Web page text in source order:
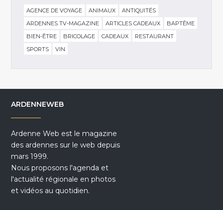
AGENCE DE VOYAGE ANIMAUX
ANTIQUITÉS
ARDENNES TV-MAGAZINE
ARTICLES CADEAUX
BAPTÊME
BIEN-ÊTRE
BRICOLAGE CADEAUX
RESTAURANT
SPORTS
VIN
ARDENNEWEB
Ardenne Web est le magazine
des ardennes sur le web depuis
mars 1999.
Nous proposons l'agenda et
l'actualité régionale en photos
et vidéos au quotidien.